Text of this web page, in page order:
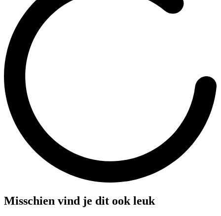
Misschien vind je dit ook leuk